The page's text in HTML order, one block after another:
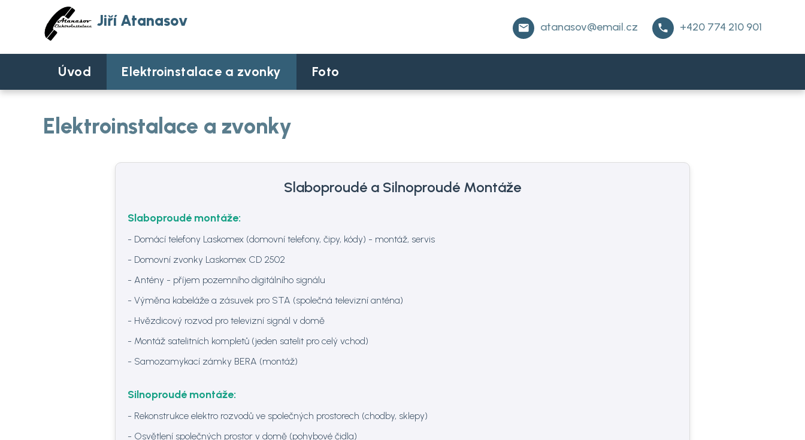
Jiří Atanasov atanasov@email.cz +420 774 210 901
Úvod Elektroinstalace a zvonky Foto
Elektroinstalace a zvonky
Slaboproudé a Silnoproudé Montáže
Slaboproudé montáže:
- Domácí telefony Laskomex (domovní telefony, čipy, kódy) - montáž, servis
- Domovní zvonky Laskomex CD 2502
- Antény - příjem pozemního digitálního signálu
- Výměna kabeláže a zásuvek pro STA (společná televizní anténa)
- Hvězdicový rozvod pro televizní signál v domě
- Montáž satelitních kompletů (jeden satelit pro celý vchod)
- Samozamykací zámky BERA (montáž)
Silnoproudé montáže:
- Rekonstrukce elektro rozvodů ve společných prostorech (chodby, sklepy)
- Osvětlení společných prostor v domě (pohybové čidla)